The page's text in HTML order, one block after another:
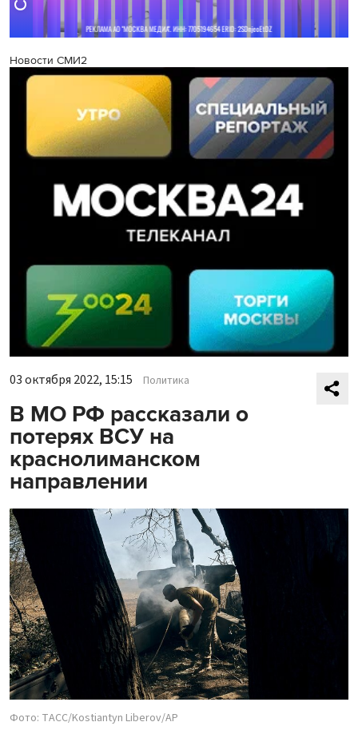
Новости СМИ2
03 октября 2022, 15:15 Политика
В МО РФ рассказали о
потерях ВСУ на
краснолиманском
направлении
Фото: ТАСС/Kostiantyn Liberov/АР